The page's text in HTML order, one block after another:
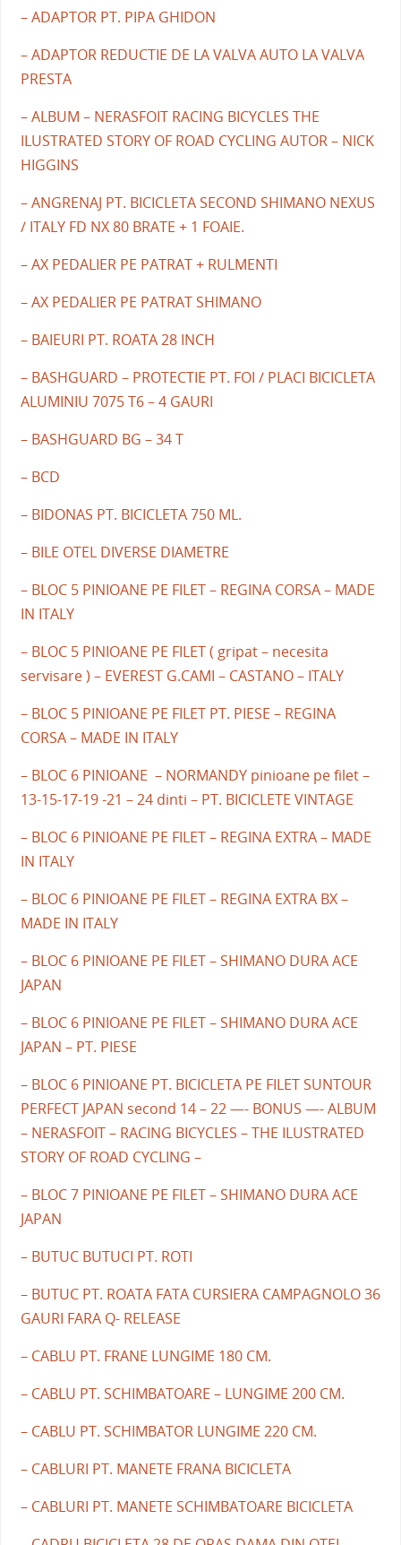
– ADAPTOR PT. PIPA GHIDON
– ADAPTOR REDUCTIE DE LA VALVA AUTO LA VALVA
PRESTA
– ALBUM – NERASFOIT RACING BICYCLES THE
ILUSTRATED STORY OF ROAD CYCLING AUTOR – NICK
HIGGINS
– ANGRENAJ PT. BICICLETA SECOND SHIMANO NEXUS
/ ITALY FD NX 80 BRATE + 1 FOAIE.
– AX PEDALIER PE PATRAT + RULMENTI
– AX PEDALIER PE PATRAT SHIMANO
– BAIEURI PT. ROATA 28 INCH
– BASHGUARD – PROTECTIE PT. FOI / PLACI BICICLETA
ALUMINIU 7075 T6 – 4 GAURI
– BASHGUARD BG – 34 T
– BCD
– BIDONAS PT. BICICLETA 750 ML.
– BILE OTEL DIVERSE DIAMETRE
– BLOC 5 PINIOANE PE FILET – REGINA CORSA – MADE
IN ITALY
– BLOC 5 PINIOANE PE FILET ( gripat – necesita
servisare ) – EVEREST G.CAMI – CASTANO – ITALY
– BLOC 5 PINIOANE PE FILET PT. PIESE – REGINA
CORSA – MADE IN ITALY
– BLOC 6 PINIOANE – NORMANDY pinioane pe filet –
13-15-17-19 -21 – 24 dinti – PT. BICICLETE VINTAGE
– BLOC 6 PINIOANE PE FILET – REGINA EXTRA – MADE
IN ITALY
– BLOC 6 PINIOANE PE FILET – REGINA EXTRA BX –
MADE IN ITALY
– BLOC 6 PINIOANE PE FILET – SHIMANO DURA ACE
JAPAN
– BLOC 6 PINIOANE PE FILET – SHIMANO DURA ACE
JAPAN – PT. PIESE
– BLOC 6 PINIOANE PT. BICICLETA PE FILET SUNTOUR
PERFECT JAPAN second 14 – 22 —- BONUS —- ALBUM
– NERASFOIT – RACING BICYCLES – THE ILUSTRATED
STORY OF ROAD CYCLING –
– BLOC 7 PINIOANE PE FILET – SHIMANO DURA ACE
JAPAN
– BUTUC BUTUCI PT. ROTI
– BUTUC PT. ROATA FATA CURSIERA CAMPAGNOLO 36
GAURI FARA Q- RELEASE
– CABLU PT. FRANE LUNGIME 180 CM.
– CABLU PT. SCHIMBATOARE – LUNGIME 200 CM.
– CABLU PT. SCHIMBATOR LUNGIME 220 CM.
– CABLURI PT. MANETE FRANA BICICLETA
– CABLURI PT. MANETE SCHIMBATOARE BICICLETA